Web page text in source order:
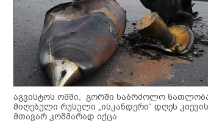
აგვისტოს ომში, გორში საბრძოლო
მიღებული რუსული „ისკანდერი“ დღეს კიევის
მთავარ კოშმარად იქცა